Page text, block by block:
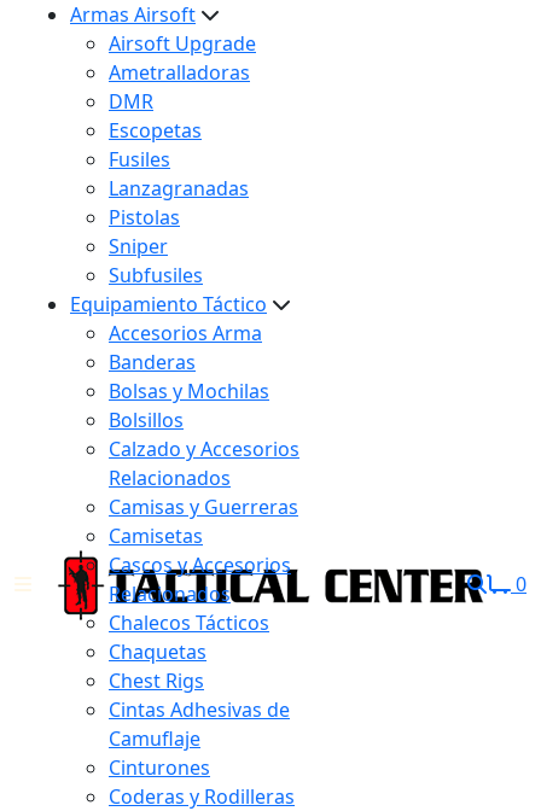
Armas Airsoft
Airsoft Upgrade
Ametralladoras
DMR
Escopetas
Fusiles
Lanzagranadas
Pistolas
Sniper
Subfusiles
Equipamiento Táctico
Accesorios Arma
Banderas
Bolsas y Mochilas
Bolsillos
Calzado y Accesorios
Relacionados
Camisas y Guerreras
Camisetas
Cascos y Accesorios
Relacionados
Chalecos Tácticos
Chaquetas
Chest Rigs
Cintas Adhesivas de
Camuflaje
Cinturones
Coderas y Rodilleras
0